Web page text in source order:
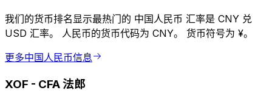
我们的货币排名显示最热门的 中国人民币 汇率是 CNY 兑
USD 汇率。 人民币的货币代码为 CNY。 货币符号为 ¥。
更多中国人民币信息
XOF - CFA 法郎